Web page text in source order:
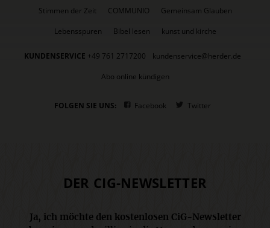
Stimmen der Zeit
COMMUNIO
Gemeinsam Glauben
Lebensspuren
Bibel lesen kunst und kirche
KUNDENSERVICE +49 761 2717200
kundenservice@herder.de
Abo online kündigen
FOLGEN SIE UNS: Facebook Twitter
DER CIG-NEWSLETTER
Ja, ich möchte den kostenlosen CiG-Newsletter